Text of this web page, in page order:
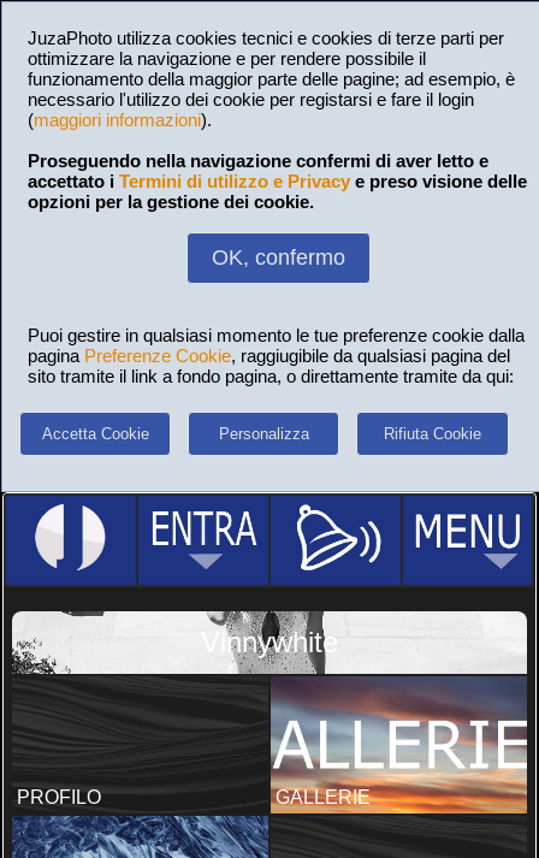
JuzaPhoto utilizza cookies tecnici e cookies di terze parti per
ottimizzare la navigazione e per rendere possibile il
funzionamento della maggior parte delle pagine; ad esempio, è
necessario l'utilizzo dei cookie per registarsi e fare il login
(maggiori informazioni).
Proseguendo nella navigazione confermi di aver letto e
accettato i Termini di utilizzo e Privacy e preso visione delle
opzioni per la gestione dei cookie.
OK, confermo
Puoi gestire in qualsiasi momento le tue preferenze cookie dalla
pagina Preferenze Cookie, raggiugibile da qualsiasi pagina del
sito tramite il link a fondo pagina, o direttamente tramite da qui:
Accetta Cookie Personalizza Rifiuta Cookie
Vinnywhite
PROFILO GALLERIE